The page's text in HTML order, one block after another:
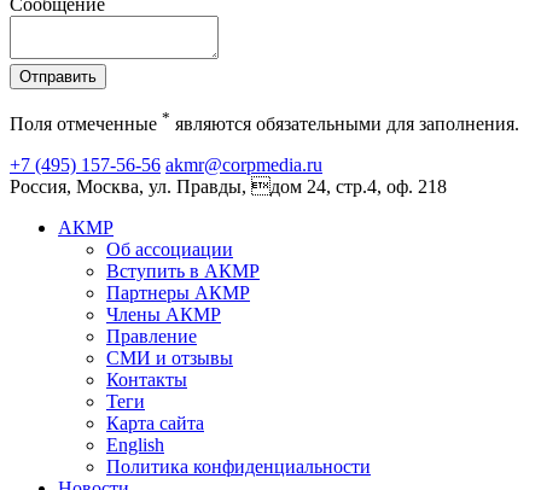
Отправить
Поля отмеченные * являются обязательными для заполнения.
+7 (495) 157-56-56 akmr@corpmedia.ru
Россия, Москва, ул. Правды, дом 24, стр.4, оф. 218
АКМР
Об ассоциации
Вступить в АКМР
Партнеры АКМР
Члены АКМР
Правление
СМИ и отзывы
Контакты
Теги
Карта сайта
English
Политика конфиденциальности